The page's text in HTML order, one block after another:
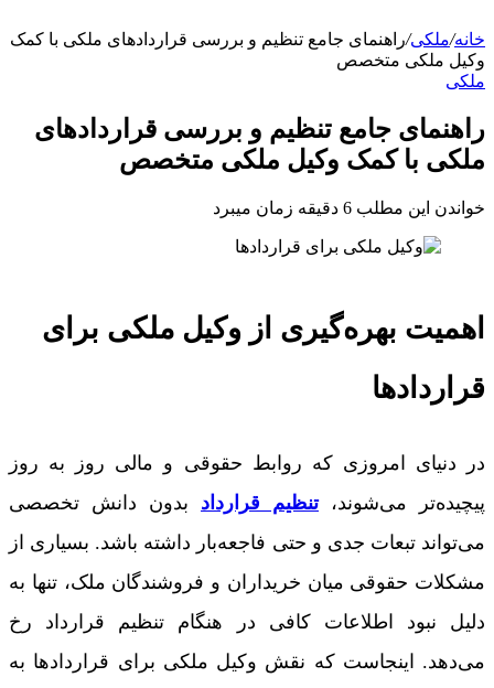
خانه/ملکی/راهنمای جامع تنظیم و بررسی قراردادهای ملکی با کمک
وکیل ملکی متخصص
ملکی
راهنمای جامع تنظیم و بررسی قراردادهای
ملکی با کمک وکیل ملکی متخصص
خواندن این مطلب 6 دقیقه زمان میبرد
اهمیت بهره‌گیری از وکیل ملکی برای
قراردادها
در دنیای امروزی که روابط حقوقی و مالی روز به روز
پیچیده‌تر می‌شوند،تنظیم قرارداد بدون دانش تخصصی
می‌تواند تبعات جدی و حتی فاجعه‌بار داشته باشد. بسیاری از
مشکلات حقوقی میان خریداران و فروشندگان ملک، تنها به
دلیل نبود اطلاعات کافی در هنگام تنظیم قرارداد رخ
می‌دهد. اینجاست که نقش وکیل ملکی برای قراردادها به